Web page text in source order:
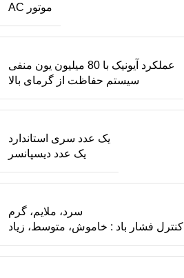
موتور AC
عملکرد آیونیک با 80 میلیون یون منفی
سیستم حفاظت از گرمای بالا
یک عدد سری استاندارد
یک عدد دیسپانسر
سرد، ملایم، گرم
کنترل فشار باد : خاموش، متوسط، زیاد